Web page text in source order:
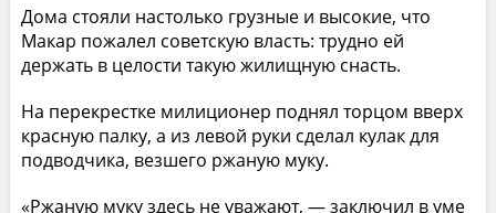
Дома стояли настолько грузные и высокие, что
Макар пожалел советскую власть: трудно ей
держать в целости такую жилищную снасть.
На перекрестке милиционер поднял торцом вверх
красную палку, а из левой руки сделал кулак для
подводчика, везшего ржаную муку.
«Ржаную муку здесь не уважают, — заключил в уме